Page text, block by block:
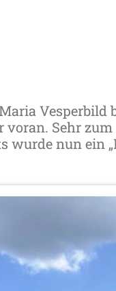
Vesperbild
Sehr
wurde nun ein